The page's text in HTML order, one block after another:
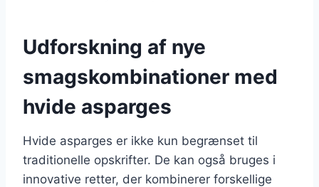
Udforskning af nye
smagskombinationer med
hvide asparges
Hvide asparges er ikke kun begrænset til
traditionelle opskrifter. De kan også bruges i
innovative retter, der kombinerer forskellige